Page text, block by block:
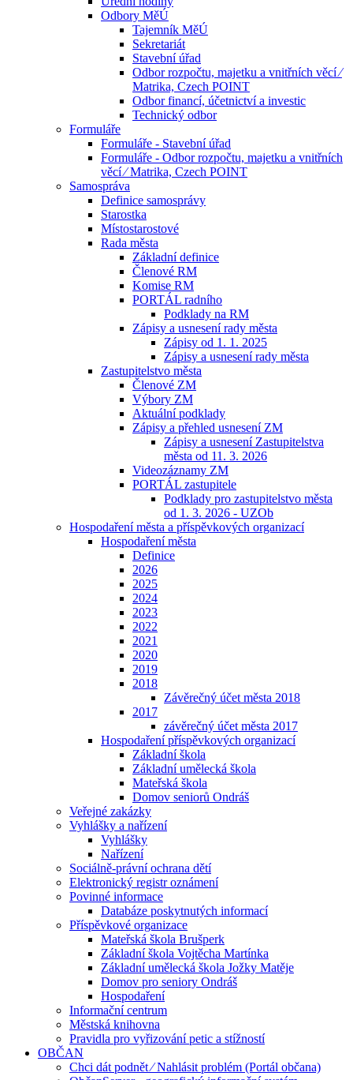
Odbory MěÚ
Tajemník MěÚ
Sekretariát
Stavební úřad
Odbor rozpočtu, majetku a vnitřních věcí ⁄
Matrika, Czech POINT
Odbor financí, účetnictví a investic
Technický odbor
Formuláře
Formuláře - Stavební úřad
Formuláře - Odbor rozpočtu, majetku a vnitřních
věcí ⁄ Matrika, Czech POINT
Samospráva
Definice samosprávy
Starostka
Místostarostové
Rada města
Základní definice
Členové RM
Komise RM
PORTÁL radního
Podklady na RM
Zápisy a usnesení rady města
Zápisy od 1. 1. 2025
Zápisy a usnesení rady města
Zastupitelstvo města
Členové ZM
Výbory ZM
Aktuální podklady
Zápisy a přehled usnesení ZM
Zápisy a usnesení Zastupitelstva
města od 11. 3. 2026
Videozáznamy ZM
PORTÁL zastupitele
Podklady pro zastupitelstvo města
od 1. 3. 2026 - UZOb
Hospodaření města a příspěvkových organizací
Hospodaření města
Definice
2026
2025
2024
2023
2022
2021
2020
2019
2018
Závěrečný účet města 2018
2017
závěrečný účet města 2017
Hospodaření příspěvkových organizací
Základní škola
Základní umělecká škola
Mateřská škola
Domov seniorů Ondráš
Veřejné zakázky
Vyhlášky a nařízení
Vyhlášky
Nařízení
Sociálně-právní ochrana dětí
Elektronický registr oznámení
Povinné informace
Databáze poskytnutých informací
Příspěvkové organizace
Mateřská škola Brušperk
Základní škola Vojtěcha Martínka
Základní umělecká škola Jožky Matěje
Domov pro seniory Ondráš
Hospodaření
Informační centrum
Městská knihovna
Pravidla pro vyřizování petic a stížností
OBČAN
Chci dát podnět ⁄ Nahlásit problém (Portál občana)